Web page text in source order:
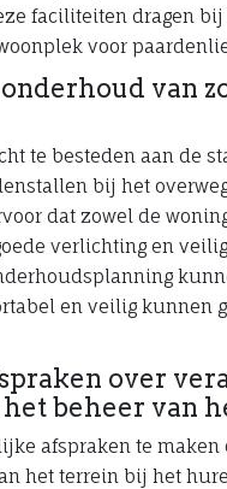
faciliteiten dragen
voor
van
te besteden aan de
bij het
dat zowel de
verlichting en
en veilig kunnen
over
beheer van
afspraken te
het terrein bij het